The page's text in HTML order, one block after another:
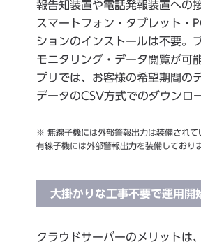
報告知装置や電話発報装置への
スマートフォン・タブレット・
ションのインストールは不要。
モニタリング・データ閲覧が可
プリでは、お客様の希望期間の
データのCSV方式でのダウンロ
※ 無線子機には外部警報出力は装備されて
有線子機には外部警報出力を装備しており
大掛かりな工事不要で運用開
クラウドサーバーのメリットは